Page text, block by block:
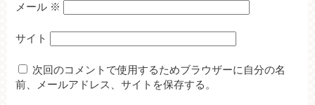
メール ※
サイト
次回のコメントで使用するためブラウザーに自分の名
前、メールアドレス、サイトを保存する。